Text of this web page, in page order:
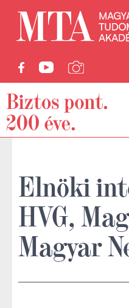
Elnöki
HVG,
Magyar